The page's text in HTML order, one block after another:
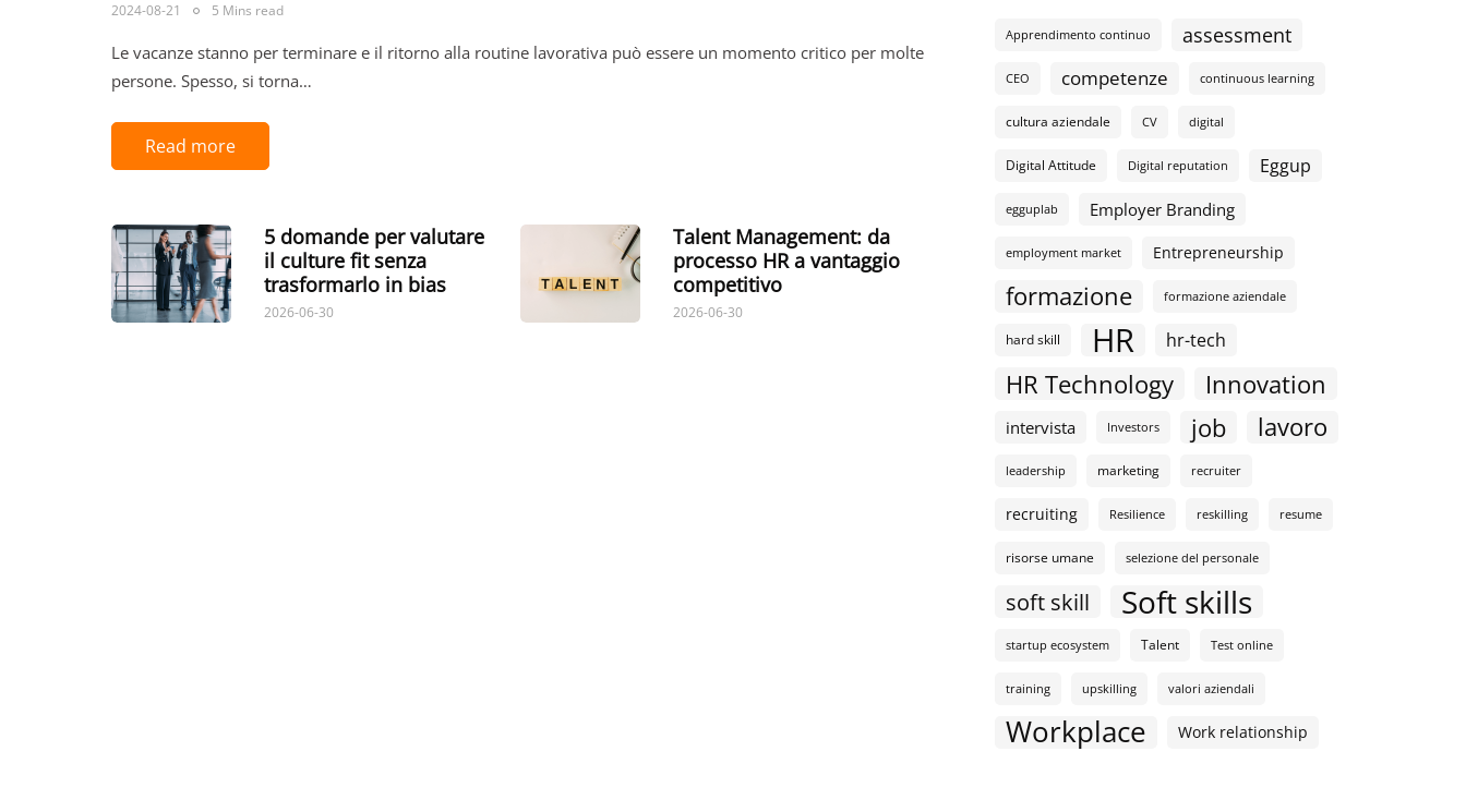
2024-08-21 5 Mins read
Le vacanze stanno per terminare e il ritorno alla routine lavorativa può essere un momento critico per molte
persone. Spesso, si torna…
Read more
5 domande per valutare
il culture fit senza
trasformarlo in bias
2026-06-30
Talent Management: da
processo HR a vantaggio
competitivo
2026-06-30
Apprendimento continuo assessment
CEO competenze continuous learning
cultura aziendale CV digital
Digital Attitude Digital reputation Eggup
egguplab Employer Branding
employment market Entrepreneurship
formazione formazione aziendale
hard skill HR hr-tech
HR Technology Innovation
intervista Investors job lavoro
leadership marketing recruiter
recruiting Resilience reskilling resume
risorse umane selezione del personale
soft skill Soft skills
startup ecosystem Talent Test online
training upskilling valori aziendali
Workplace Work relationship